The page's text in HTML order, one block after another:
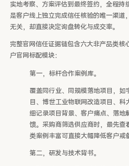
实地考察、方案评估到最终签约，全程持
是客户线上独立完成信任核验的唯一渠道
无关，却直接决定询盘转化与成交率。
完整官网信任证据链包含六大非产品类核
户官网标配模块：
第一，标杆合作案例库。
覆盖同行业、同规模落地项目，如
目、博世工业物联网改造项目、
细记录项目背景、客户痛点、落地
馈。采购商筛选供应商时，最先查
类案例丰富可直接大幅降低客户戒
第二，研发与技术背书。